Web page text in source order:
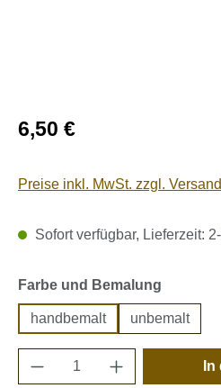
Regulärer Preis:
6,50 €
Preise inkl. MwSt. zzgl.
Sofort verfügbar, Lieferzeit:
Farbe und Bemalung
handbemalt unbemalt
Produkt Anzahl: Gib